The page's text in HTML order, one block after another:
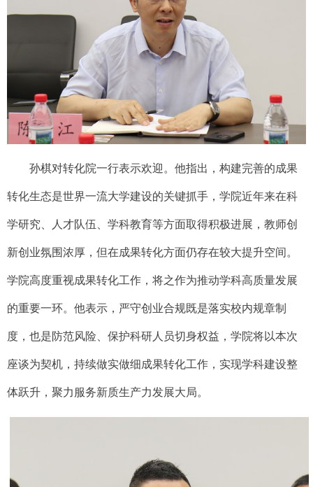
孙棋对转化院一行表示欢迎。他指出，构建完善的成果
转化生态是世界一流大学建设的关键抓手 ，学院近年来在科
学研究、人才队伍、学科教育等方面取得积极进展，教师创
新创业氛围浓厚，但在成果转化方面仍存在较大提升空间 。
学院高度重视成果转化工作，将之作为推动学科高质量发展
的重要一环。他表示， 严守创业合规既是落实校内规章制
度，也是防范风险、保护科研人员切身权益，学院将以本次
座谈为契机，持续做实做细成果转化工作，实现学科建设整
体跃升，聚力服务新质生产力发展大局。